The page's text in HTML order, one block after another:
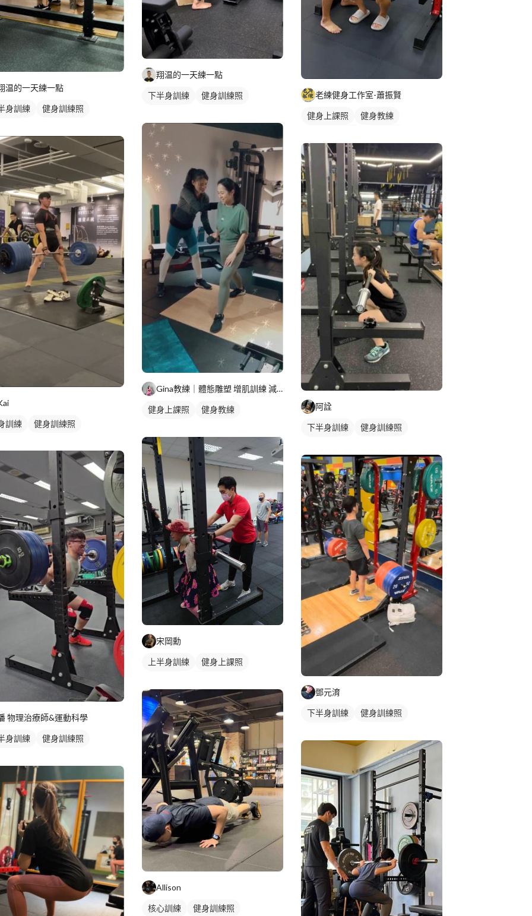
温的一天練一點
身訓練
健身訓練照
訓練 健身訓練照
物理治療師&運動科學
身訓練
健身訓練照
翔温的一天練一點
下半身訓練
健身訓練照
Gina教練｜體態雕塑 增肌訓練 減脂飲食
健身上課照
健身教練
宋岡勳
上半身訓練
健身上課照
重訓教練
健身課程
重訓課程
腿部訓練
Allison
核心訓練 健身訓練照
老練健身工作室-蕭振賢
健身上課照
健身教練
重訓課程
健身課程
阿詮
下半身訓練
健身訓練照
鄧元淯
下半身訓練
健身訓練照